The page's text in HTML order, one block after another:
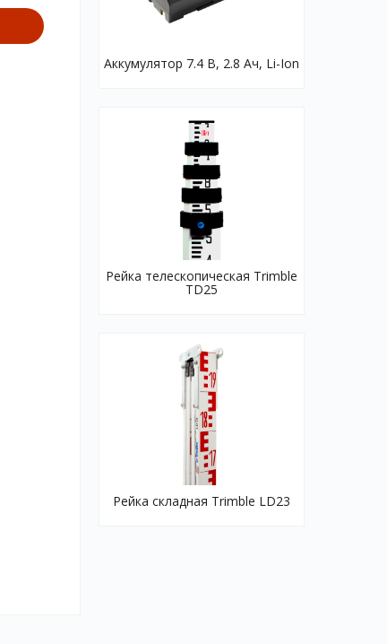
Аккумулятор 7.4 B, 2.8 Ач, Li-Ion
Рейка телескопическая Trimble
TD25
Рейка складная Trimble LD23